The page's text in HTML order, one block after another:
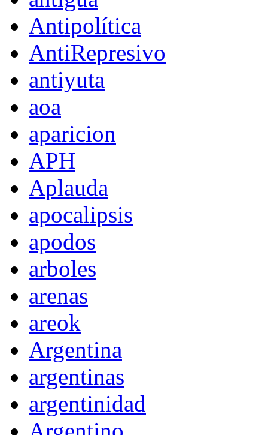
Antipolítica
AntiRepresivo
antiyuta
aoa
aparicion
APH
Aplauda
apocalipsis
apodos
arboles
arenas
areok
Argentina
argentinas
argentinidad